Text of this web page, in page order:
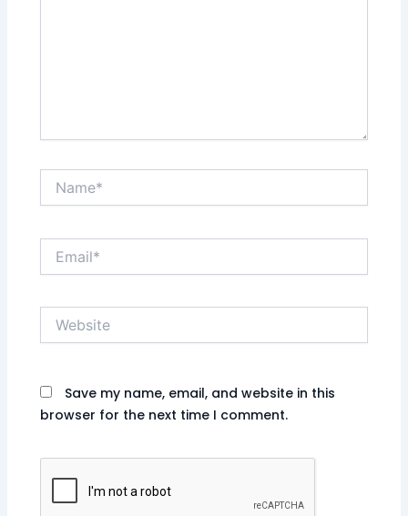
Name*
Website
Save my name, email, and website in this
browser for the next time I comment.